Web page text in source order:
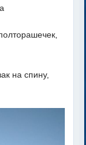
на спину,